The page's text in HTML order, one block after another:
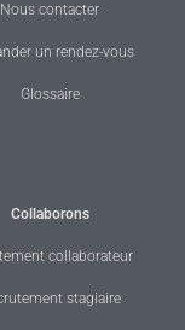
Nous contacter
un rendez-vous
Glossaire
Collaborons
collaborateur
stagiaire